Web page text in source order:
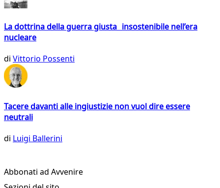
La dottrina della guerra giusta insostenibile nell’era
nucleare
di Vittorio Possenti
Tacere davanti alle ingiustizie non vuol dire essere
neutrali
di Luigi Ballerini
Abbonati ad Avvenire